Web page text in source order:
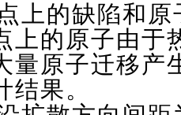
的缺陷和原
上的原子由于
量原子迁移产
结果。